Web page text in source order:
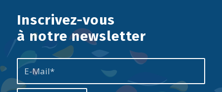
Inscrivez-vous
à notre newsletter